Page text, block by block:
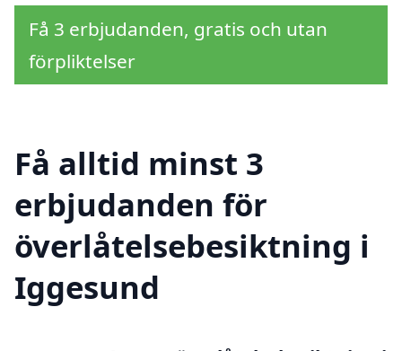
Få 3 erbjudanden, gratis och utan
förpliktelser
Få alltid minst 3
erbjudanden för
överlåtelsebesiktning i
Iggesund